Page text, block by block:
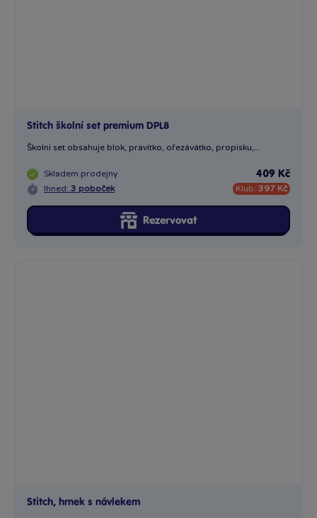
Stitch školní set premium DPL8
Školní set obsahuje blok, pravítko, ořezávátko, propisku,...
Skladem prodejny
Ihned: 3 poboček
409 Kč
Klub: 397 Kč
Rezervovat
Stitch, hrnek s návlekem